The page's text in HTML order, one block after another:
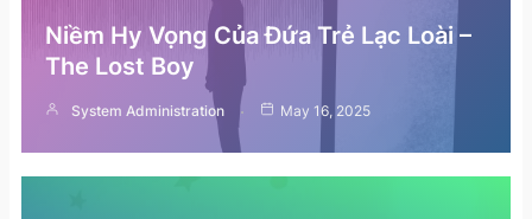
Niềm Hy Vọng Của Đứa Trẻ Lạc Loài –
The Lost Boy
System Administration May 16, 2025